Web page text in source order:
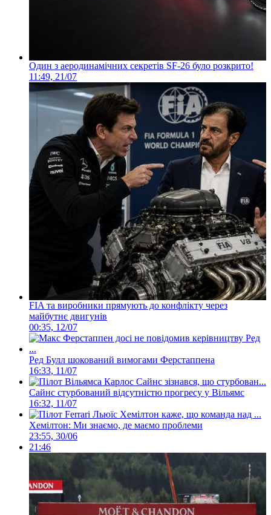
Один з аеродинамічних секретів SF-26 було розкрито!
11:49, 21/07
FIA та виробники прямують до конфлікту через
майбутнє двигунів
00:35, 12/07
Ред Булл шокований вимогами Ферстаппена
16:33, 11/07
Сайнс стурбований відсутністю прогресу у Вільямс
16:32, 11/07
Хемілтон: Ми знаємо, де маємо проблеми
23:55, 30/06
21:46